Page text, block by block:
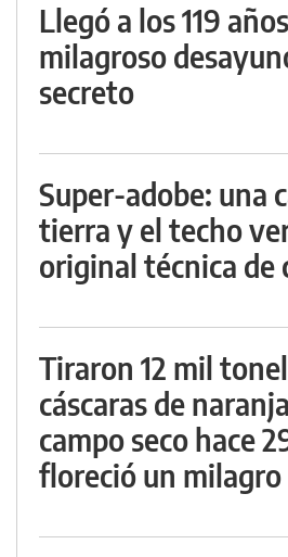
Llegó a los 119
milagroso
secreto
Super-adobe: una
tierra y el techo
original técnica de
Tiraron 12 mil
cáscaras de
campo seco hace
floreció un milagro